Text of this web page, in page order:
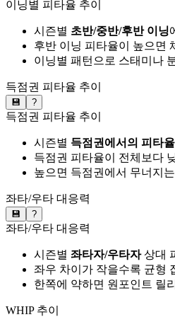
이닝별 피타율 추이
시즌별 초반/중반/후반 이닝
후반 이닝 피타율이 높으면
이닝별 패턴으로 스태미나
득점권 피타율 추이
💾 ?
득점권 피타율 추이
시즌별 득점권에서의 피타율
득점권 피타율이 전체보다
높으면 득점권에서 무너지
좌타/우타 대응력
💾 ?
좌타/우타 대응력
시즌별 좌타자/우타자상대
좌우 차이가 작을수록 균형
한쪽에 약하면 원포인트 릴
WHIP 추이